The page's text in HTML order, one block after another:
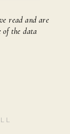
read and are
of the data